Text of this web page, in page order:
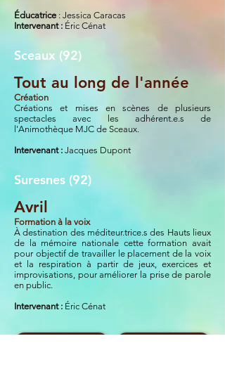
Éducatrice : Jessica Caracas
Intervenant : Éric Cénat
Sceaux (92)
Tout au long de l'année
Création
Créations et mises en scènes de plusieurs
spectacles avec les adhérent.e.s de
l'Animothèque MJC de Sceaux.
Intervenant : Jacques Dupont
Suresnes (92)
Avril
Formation à la voix
À destination des méditeur.trice.s des Hauts lieux
de la mémoire nationale cette formation avait
pour objectif de travailler le placement de la voix
et la respiration à partir de jeux, exercices et
improvisations, pour améliorer la prise de parole
en public.
Intervenant : Éric Cénat